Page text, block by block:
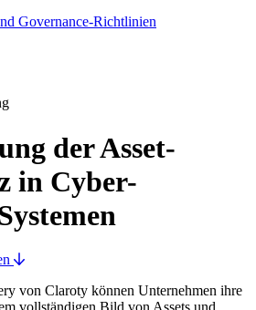
Governance-Richtlinien
der Asset-
in Cyber-
von Claroty können Unternehmen ihre